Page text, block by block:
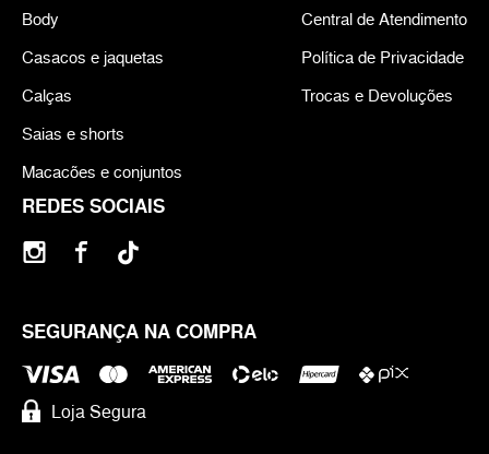
REDES SOCIAIS
SEGURANÇA NA COMPRA
Loja Segura
Body
Casacos e jaquetas
Calças
Saias e shorts
Macacões e conjuntos
Central de Atendimento
Política de Privacidade
Trocas e Devoluções